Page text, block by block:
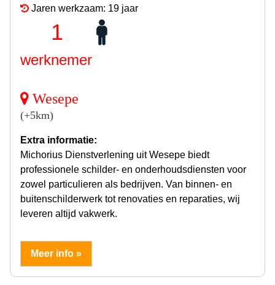
Jaren werkzaam: 19 jaar
1
werknemer
Wesepe
(+5km)
Extra informatie:
Michorius Dienstverlening uit Wesepe biedt
professionele schilder- en onderhoudsdiensten voor
zowel particulieren als bedrijven. Van binnen- en
buitenschilderwerk tot renovaties en reparaties, wij
leveren altijd vakwerk.
Meer info »